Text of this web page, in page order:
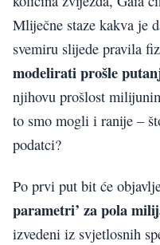
Mliječne staze kakva je
svemiru slijede pravila
modelirati prošle
njihovu prošlost
to smo mogli i ranije –
podatci?
Po prvi put bit će
parametri’ za pola
izvedeni iz svjetlosnih